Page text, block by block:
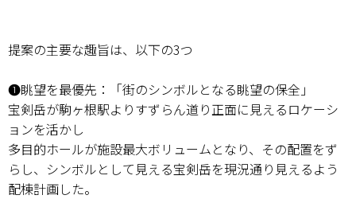
提案の主要な趣旨は、以下の3つ
❶眺望を最優先：「街のシンボルとなる眺望の保全」
宝剣岳が駒ヶ根駅よりすずらん道り正面に見えるロケーシ
ョンを活かし
多目的ホールが施設最大ボリュームとなり、その配置をず
らし、シンボルとして見える宝剣岳を現況通り見えるよう
配棟計画した。